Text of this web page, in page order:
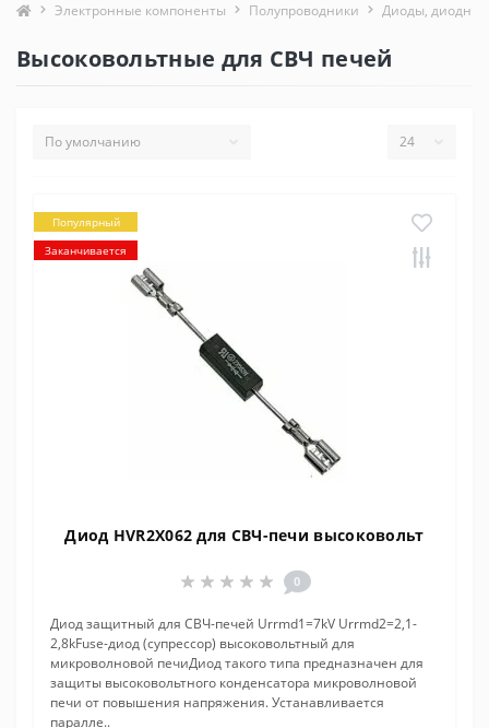
Электронные компоненты Полупроводники Диоды,
Высоковольтные для СВЧ печей
Популярный
Заканчивается
Диод HVR2X062 для СВЧ-печи высоковольт
0
Диод защитный для СВЧ-печей Urrmd1=7kV Urrmd2=2,1-
2,8kFuse-диод (супрессор) высоковольтный для
микроволновой печиДиод такого типа предназначен для
защиты высоковольтного конденсатора микроволновой
печи от повышения напряжения. Устанавливается
паралле..